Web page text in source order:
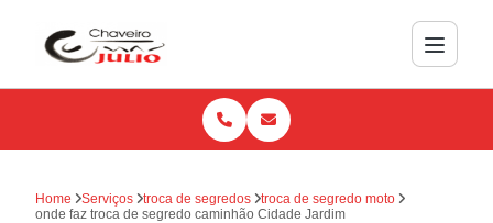
Home Serviços troca de segredos
troca de segredo moto
onde faz troca de segredo caminhão Cidade Jardim